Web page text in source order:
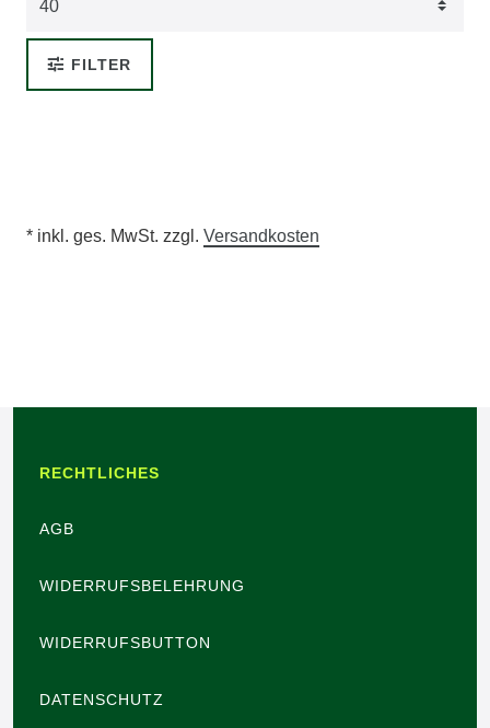
FILTER
* inkl. ges. MwSt. zzgl. Versandkosten
RECHTLICHES
AGB
WIDERRUFSBELEHRUNG
WIDERRUFSBUTTON
DATENSCHUTZ